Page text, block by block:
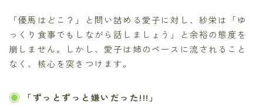
「優馬はどこ？」と問い詰める愛子に対し、紗栄は「ゆ
っくり食事でもしながら話しましょう」と余裕の態度を
崩しません。しかし、愛子は姉のペースに流されること
なく、核心を突きつけます。
「ずっとずっと嫌いだった!!!」